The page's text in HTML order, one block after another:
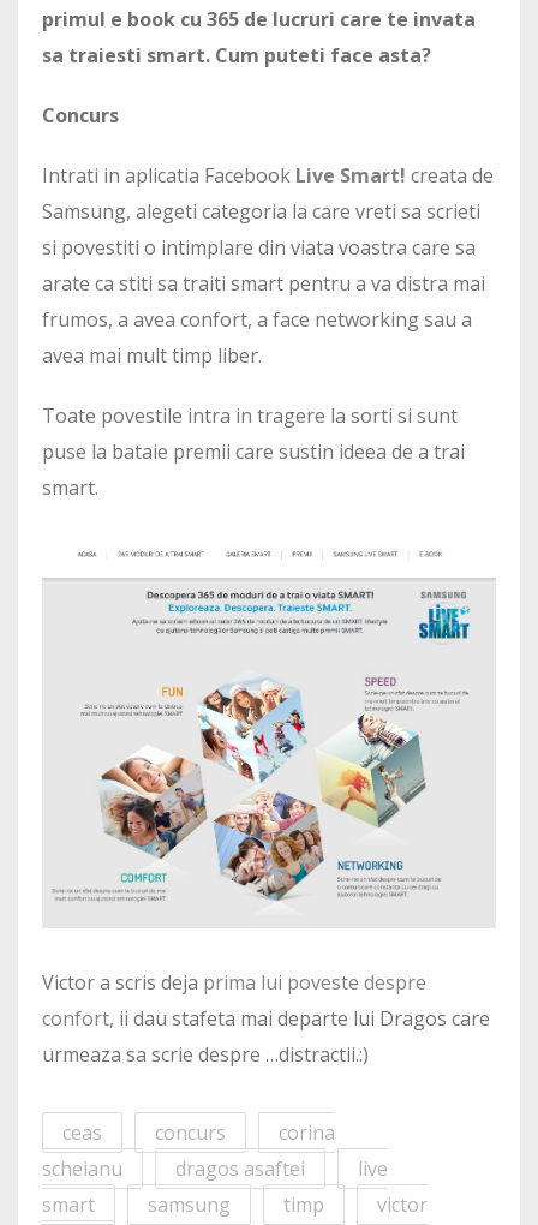
primul e book cu 365 de lucruri care te invata
sa traiesti smart. Cum puteti face asta?
Concurs
Intrati in aplicatia Facebook Live Smart! creata de
Samsung, alegeti categoria la care vreti sa scrieti
si povestiti o intimplare din viata voastra care sa
arate ca stiti sa traiti smart pentru a va distra mai
frumos, a avea confort, a face networking sau a
avea mai mult timp liber.
Toate povestile intra in tragere la sorti si sunt
puse la bataie premii care sustin ideea de a trai
smart.
Victor a scris deja prima lui poveste despre
confort, ii dau stafeta mai departe lui Dragos care
urmeaza sa scrie despre …distractii.:)
ceas concurs
corina
scheianu
dragos asaftei
live
smart
samsung timp
victor